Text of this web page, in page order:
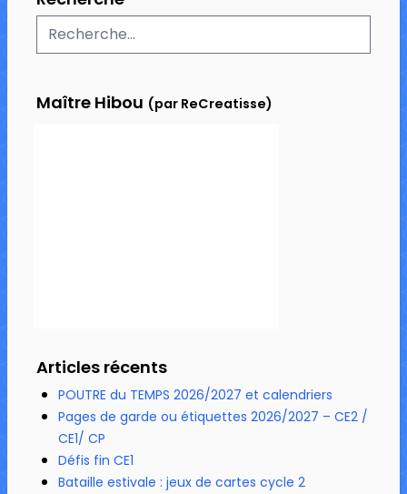
Maître Hibou (par ReCreatisse)
Articles récents
POUTRE du TEMPS 2026/2027 et calendriers
Pages de garde ou étiquettes 2026/2027 – CE2 /
CE1/ CP
Défis fin CE1
Bataille estivale : jeux de cartes cycle 2